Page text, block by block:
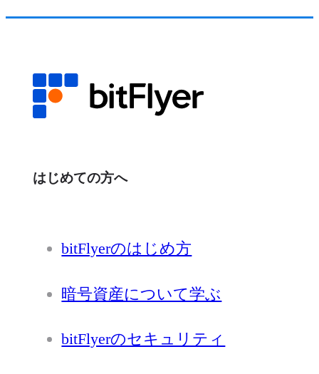
はじめての方へ
bitFlyerのはじめ方
暗号資産について学ぶ
bitFlyerのセキュリティ